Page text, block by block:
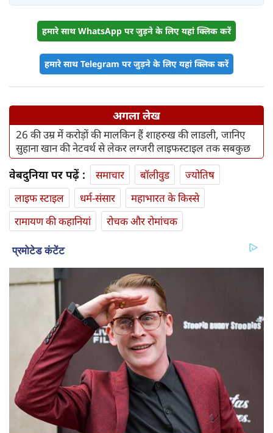
हमारे साथ WhatsApp पर जुड़ने के लिए यहां क्लिक करें
हमारे साथ Telegram पर जुड़ने के लिए यहां क्लिक करें
अगला लेख
26 की उम्र में करोड़ों की मालकिन हैं शाहरुख की लाडली, जानिए
सुहाना खान की नेटवर्थ से लेकर लग्जरी लाइफस्टाइल तक सबकुछ
वेबदुनिया पर पढ़ें : समाचार बॉलीवुड
ज्योतिष
लाइफ स्‍टाइल
धर्म-संसार
महाभारत के किस्से
रामायण की कहानियां
रोचक और रोमांचक